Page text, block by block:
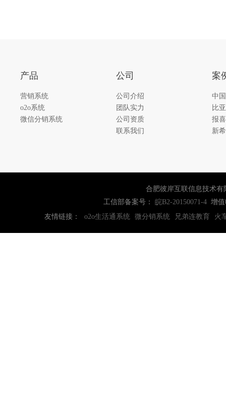
产品
营销系统
o2o系统
微信分销系统
公司
公司介绍
团队实力
公司资质
联系我们
案
中
比
报
新
合肥彼岸互联信息技术有
工信部备案号： 皖B2-20150071-4增值
友情链接：
o2o生活通系统 微分销系统 兄弟连教育 火